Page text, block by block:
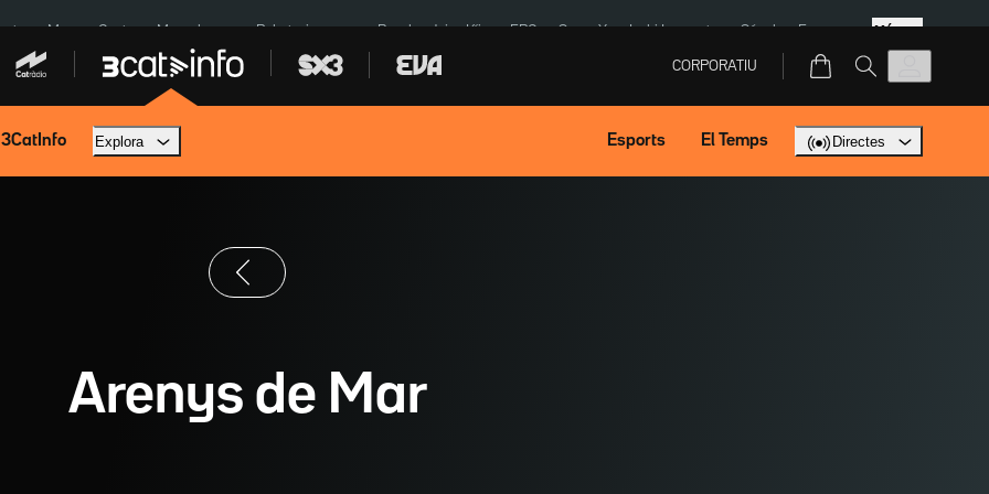
Menors Ceuta Mercabarna Robatoris coure Bombardejos Kíiv ERC SpaceX Isaki Lacuesta Sánchez Europa Més
CORPORATIU
3CatInfo Explora Esports El Temps Directes
Arenys de Mar